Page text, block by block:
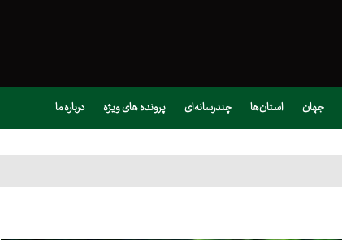
جهان استان‌ها چندرسانه‌ای پرونده های ویژه درباره ما